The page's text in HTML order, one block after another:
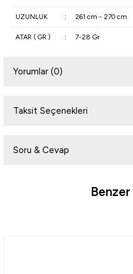
UZUNLUK : 261 cm - 270 cm
ATAR ( GR ) : 7-28 Gr
Yorumlar (0)
Taksit Seçenekleri
Soru & Cevap
Ürün hakkında